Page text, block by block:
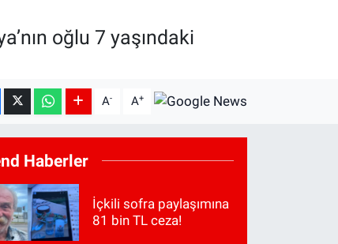
oğlu 7 yaşındaki
A- A+
Haberler
İçkili sofra paylaşımına
81 bin TL ceza!